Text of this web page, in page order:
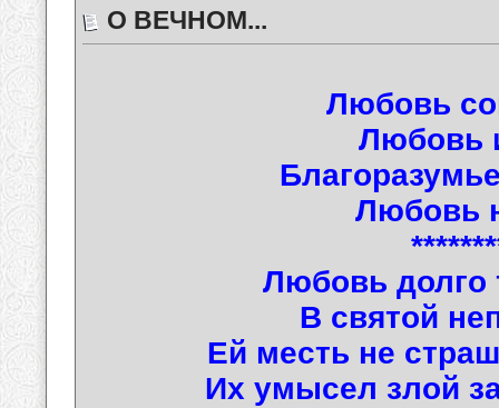
О ВЕЧНОМ...
Любовь
Любовь
Любовь
Любовь долго
В святой
Ей месть не
Их умысел злой